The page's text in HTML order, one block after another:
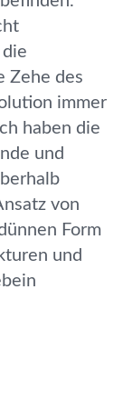
Zehe des
immer
haben die
und
von
Form
und